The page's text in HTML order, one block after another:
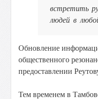
встретить
людей в
Обновление
общественного
предоставлении
Тем временем в